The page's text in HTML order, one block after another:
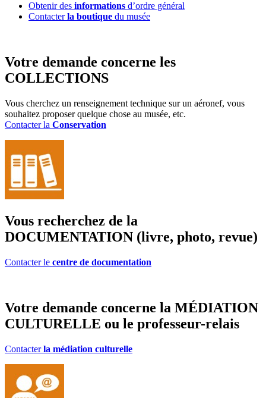
Obtenir des informations d’ordre général
Contacterla boutique du musée
Votre demande concerne les
COLLECTIONS
Vous cherchez un renseignement technique sur un aéronef, vous
souhaitez proposer quelque chose au musée, etc.
Contacter la Conservation
Vous recherchez de la
DOCUMENTATION (livre, photo, revue)
Contacter le centre de documentation
Votre demande concerne la MÉDIATION
CULTURELLE ou le professeur-relais
Contacterla médiation culturelle